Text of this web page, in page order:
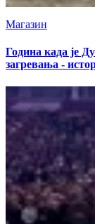
Магазин
Година када је
загревања -